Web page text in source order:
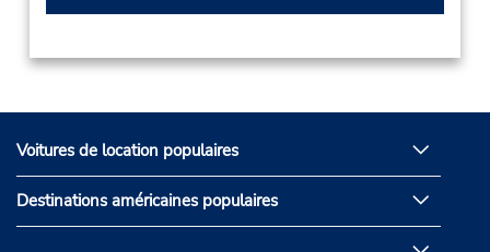
Voitures de location populaires
Destinations américaines populaires